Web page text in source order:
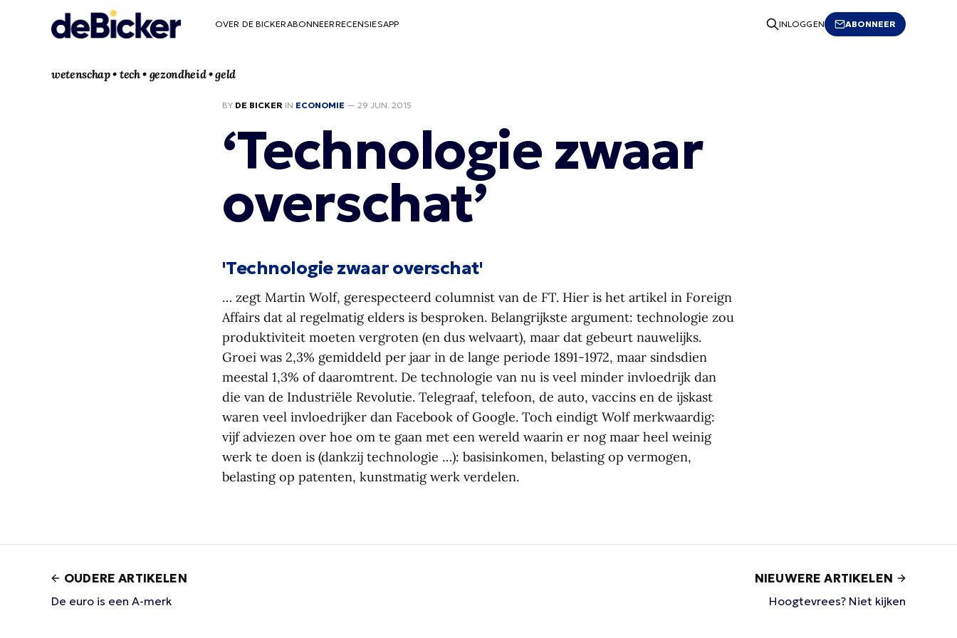
OVER DE BICKERABONNEERRECENSIESAPP INLOGGEN ABONNEER
wetenschap • tech • gezondheid • geld
BY DE BICKER IN ECONOMIE — 29 JUN. 2015
‘Technologie zwaar
overschat’
'Technologie zwaar overschat'
… zegt Martin Wolf, gerespecteerd columnist van de FT. Hier is het artikel in Foreign
Affairs dat al regelmatig elders is besproken. Belangrijkste argument: technologie zou
produktiviteit moeten vergroten (en dus welvaart), maar dat gebeurt nauwelijks.
Groei was 2,3% gemiddeld per jaar in de lange periode 1891-1972, maar sindsdien
meestal 1,3% of daaromtrent. De technologie van nu is veel minder invloedrijk dan
die van de Industriële Revolutie. Telegraaf, telefoon, de auto, vaccins en de ijskast
waren veel invloedrijker dan Facebook of Google. Toch eindigt Wolf merkwaardig:
vijf adviezen over hoe om te gaan met een wereld waarin er nog maar heel weinig
werk te doen is (dankzij technologie …): basisinkomen, belasting op vermogen,
belasting op patenten, kunstmatig werk verdelen.
OUDERE ARTIKELEN
De euro is een A-merk
NIEUWERE ARTIKELEN
Hoogtevrees? Niet kijken